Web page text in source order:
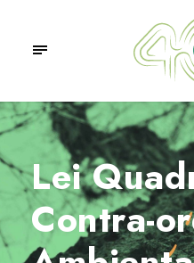
Lei
Contra-